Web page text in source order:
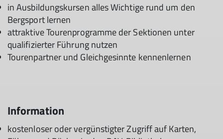
in Ausbildungskursen alles Wichtige rund um den
Bergsport lernen
attraktive Tourenprogramme der Sektionen unter
qualifizierter Führung nutzen
Tourenpartner und Gleichgesinnte kennenlernen
Information
kostenloser oder vergünstigter Zugriff auf Karten,